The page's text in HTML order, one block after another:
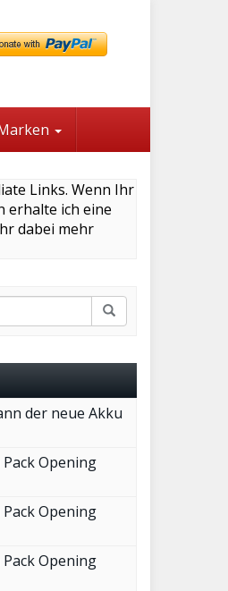
Links. Wenn Ihr
erhalte ich eine
dabei mehr
der neue Akku
Opening
Opening
Opening